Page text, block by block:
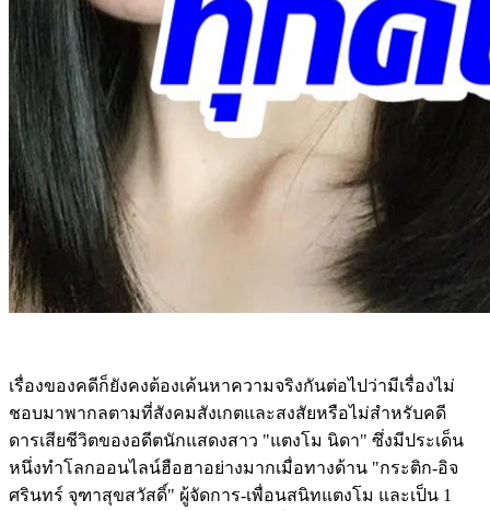
เรื่องของคดีก็ยังคงต้องเค้นหาความจริงกันต่อไปว่ามีเรื่องไม่
ชอบมาพากลตามที่สังคมสังเกตและสงสัยหรือไม่สำหรับคดี
ดารเสียชีวิตของอดีตนักแสดงสาว "แตงโม นิดา" ซึ่งมีประเด็น
หนึ่งทำโลกออนไลน์ฮือฮาอย่างมากเมื่อทางด้าน "กระติก-อิจ
ศรินทร์ จุฑาสุขสวัสดิ์" ผู้จัดการ-เพื่อนสนิทแตงโม และเป็น 1